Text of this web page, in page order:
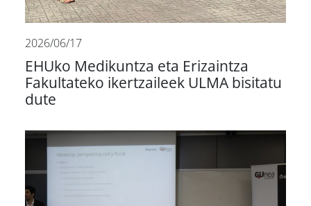
2026/06/17
EHUko Medikuntza eta Erizaintza
Fakultateko ikertzaileek ULMA bisitatu
dute